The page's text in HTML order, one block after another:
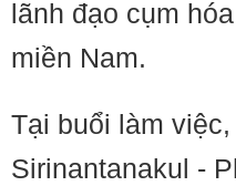
lãnh đạo cụm
miền Nam.
Tại buổi làm
Sirinantanakul -